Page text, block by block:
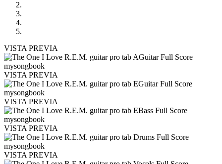
VISTA PREVIA
VISTA PREVIA
VISTA PREVIA
VISTA PREVIA
VISTA PREVIA